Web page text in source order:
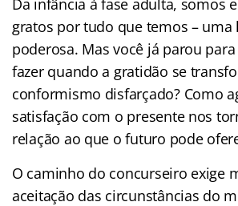
Da infância à fase adulta, somos
gratos por tudo que temos –
poderosa. Mas você já parou
fazer quando a gratidão se
conformismo disfarçado? Como
satisfação com o presente nos
relação ao que o futuro pode
O caminho do concurseiro exige
aceitação das circunstâncias do